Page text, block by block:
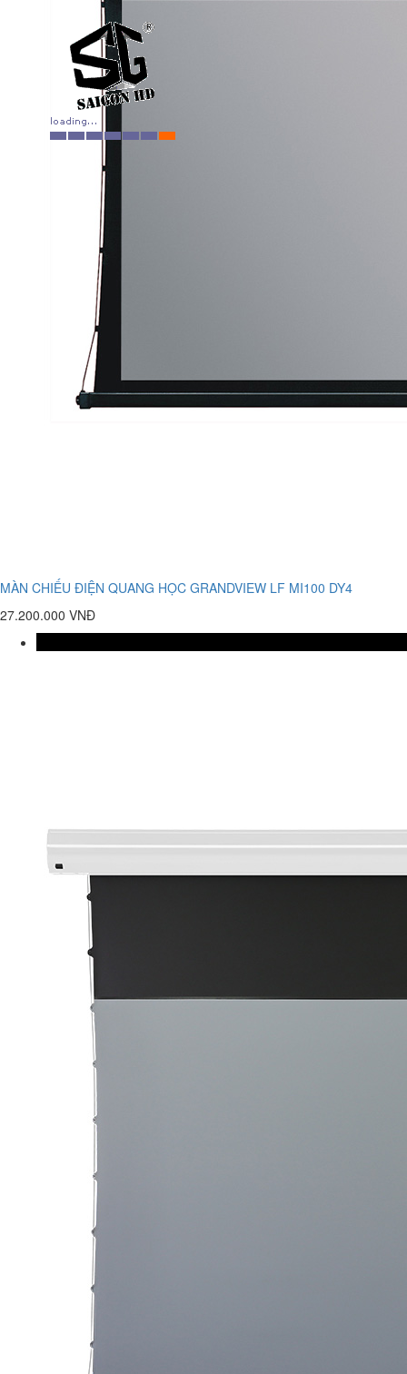
MÀN CHIẾU ĐIỆN QUANG HỌC GRANDVIEW LF MI100 DY4
27.200.000 VNĐ